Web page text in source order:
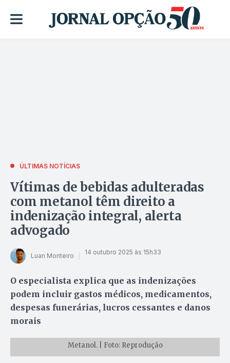
ÚLTIMAS NOTÍCIAS
Vítimas de bebidas adulteradas
com metanol têm direito a
indenização integral, alerta
advogado
Luan Monteiro 14 outubro 2025 às 15h33
O especialista explica que as indenizações
podem incluir gastos médicos, medicamentos,
despesas funerárias, lucros cessantes e danos
morais
Metanol. | Foto: Reprodução